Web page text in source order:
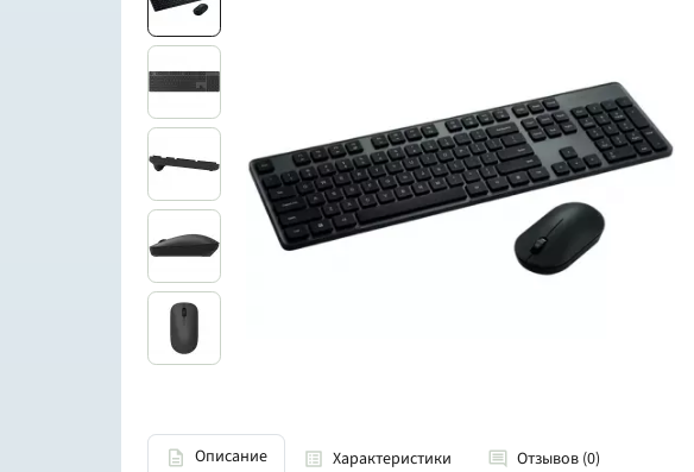
Описание Характеристики Отзывов (0)